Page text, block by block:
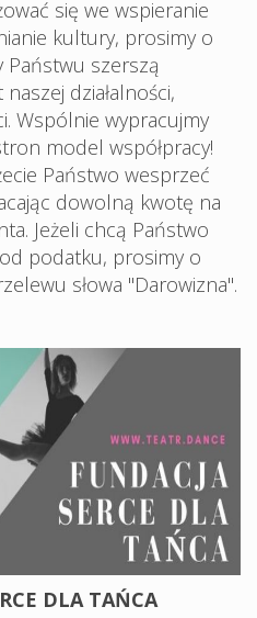
się we wspieranie
kultury, prosimy o
szerszą
działalności,
Wspólnie wypracujmy
model współpracy!
Państwo wesprzeć
dowolną kwotę na
Jeżeli chcą Państwo
podatku, prosimy o
słowa "Darowizna".
DLA TAŃCA